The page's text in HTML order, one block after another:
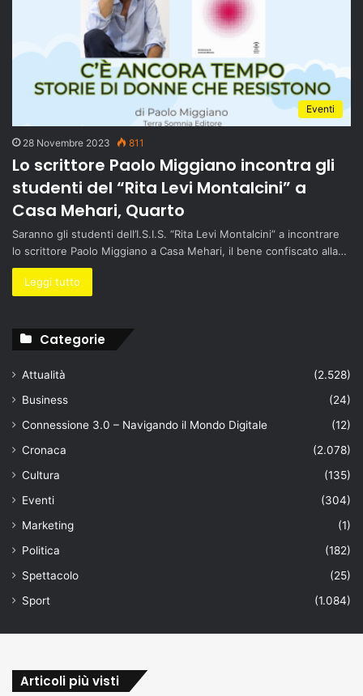
Eventi
28 Novembre 2023 811
Lo scrittore Paolo Miggiano incontra gli
studenti del “Rita Levi Montalcini” a
Casa Mehari, Quarto
Saranno gli studenti dell’I.S.I.S. “Rita Levi Montalcini” a incontrare
lo scrittore Paolo Miggiano a Casa Mehari, il bene confiscato alla…
Leggi tutto
Categorie
Attualità
(2.528)
Business
(24)
Connessione 3.0 – Navigando il Mondo Digitale
(12)
Cronaca
(2.078)
Cultura
(135)
Eventi
(304)
Marketing
(1)
Politica
(182)
Spettacolo
(25)
Sport
(1.084)
Articoli più visti